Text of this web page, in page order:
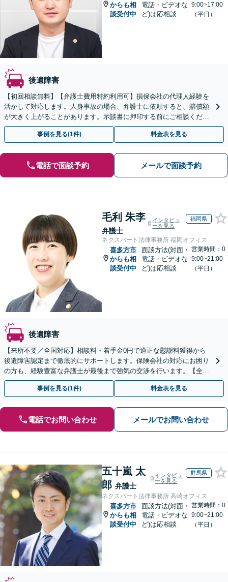
からも相
談受付中
電話・ビデオな
ど)は応相談
9:00~17:00
（平日）
後遺障害
【初回相談無料】【弁護士費用特約利用可】損保会社の代理人経験を
活かして対応します。人身事故の場合、弁護士に依頼すると、賠償額
が大きく上がることがあります。示談書に押印する前にご相談くださ
い。【全国オンライン対応】【無料駐車場あり】
事例を見る(1件) 料金表を見る
電話で面談予約 メールで面談予約
毛利 朱李
弁護士
インタビュ
ーを見る
福岡県
ネクスパート法律事務所 福岡オフィス
喜多方市
からも相
談受付中
面談方法(対面・
電話・ビデオな
ど)は応相談
営業時間：0
9:00~21:00
（平日）
後遺障害
【来所不要／全国対応】相談料・着手金0円で適正な慰謝料獲得から
後遺障害認定まで徹底的にサポートします。保険会社の対応にお困り
の方も、経験豊富な弁護士が最後まで強気の交渉を行います。【全国
13拠点】お気軽にご相談ください。
事例を見る(1件) 料金表を見る
電話でお問い合わせ メールでお問い合わせ
五十嵐 太
郎 弁護士
インタビュ
ーを見る
群馬県
ネクスパート法律事務所 高崎オフィス
喜多方市
からも相
談受付中
面談方法(対面・
電話・ビデオな
ど)は応相談
営業時間：0
9:00~21:00
（平日）